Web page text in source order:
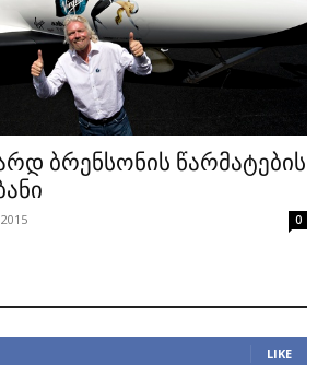
ბრენსონის წარმატების
0
LIKE